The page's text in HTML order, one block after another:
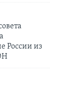
России из